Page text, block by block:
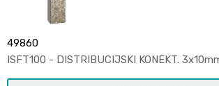
49860
ISFT100 - DISTRIBUCIJSKI KONEKT.